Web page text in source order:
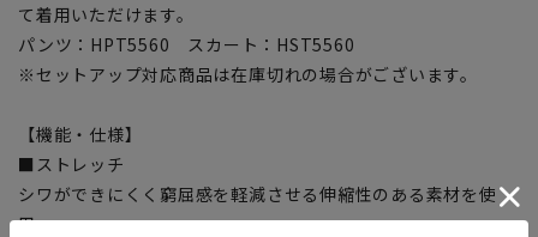
て着用いただけます。
パンツ：HPT5560 スカート：HST5560
※セットアップ対応商品は在庫切れの場合がございます。
【機能・仕様】
■ストレッチ
シワができにくく窮屈感を軽減させる伸縮性のある素材を使
用。